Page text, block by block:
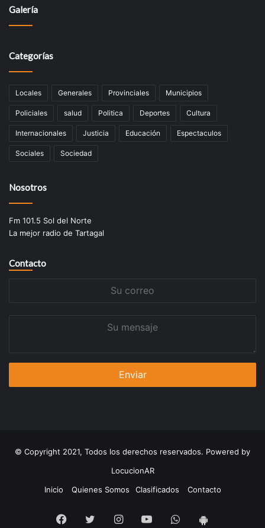
Galería
Categorías
Locales Generales Provinciales Municipios
Policiales salud Politica Deportes Cultura
Internacionales Justicia Educación Espectaculos
Sociales Sociedad
Nosotros
Fm 101.5 Sol del Norte
La mejor radio de Tartagal
Contacto
© Copyright 2021, Todos los derechos reservados. Powered by
LocucionAR
Inicio
Quienes Somos Clasificados Contacto
Facebook
TwitterInstagramYoutubeWhatsapp